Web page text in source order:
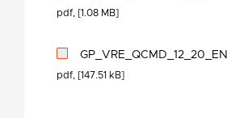
pdf, [1.08 MB]
GP_VRE_QCMD_12_20_EN
pdf, [147.51 kB]